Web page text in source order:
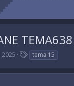
Radyo isteği
TEMA638
2025
E
t
i
tema 15